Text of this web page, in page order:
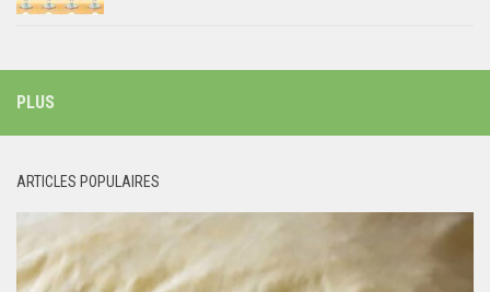
PLUS
ARTICLES POPULAIRES